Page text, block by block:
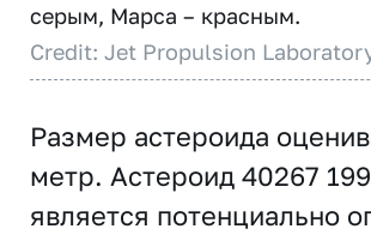
серым, Марса – красным.
Credit: Jet Propulsion
Размер астероида
метр. Астероид 40267
является потенциально